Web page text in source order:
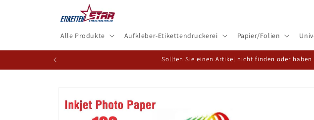
Alle Produkte Aufkleber-Etikettendruckerei Papier/Folien
Sollten Sie einen Artikel nicht finden oder haben
Produktinformationen
springen